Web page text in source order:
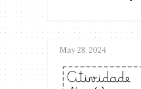
May 28, 2024